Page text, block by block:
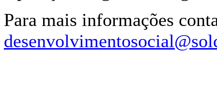
Para mais informações